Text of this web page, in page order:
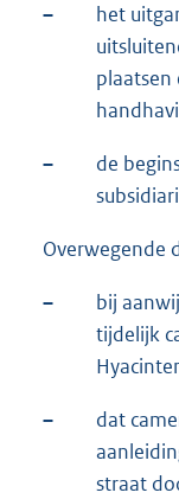
–
het
plaatsen
–
de
Overwegende
–
bij
tijdelijk
–
dat
straat